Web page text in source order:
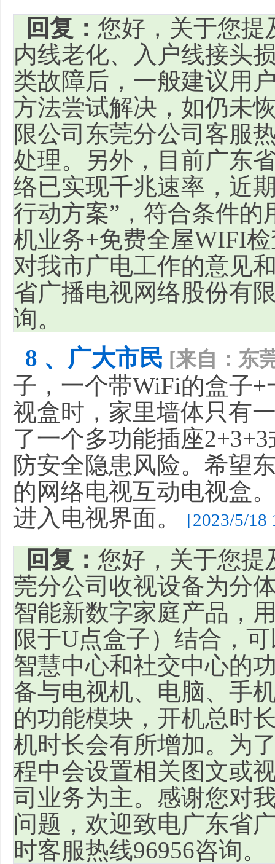
回复： 您好，关于您提
内线老化、入户线接头
类故障后，一般建议用
方法尝试解决，如仍未
限公司东莞分公司客服
处理。另外，目前广东
络已实现千兆速率，近
行动方案”，符合条件的
机业务+免费全屋WIFI
对我市广电工作的意见
省广播电视网络股份有
询。
8 、广大市民 [来自：东
子，一个带WiFi的盒子
视盒时，家里墙体只有
了一个多功能插座
防安全隐患风险。希望
的网络电视互动电视盒
进入电视界面。
[2023/5/18
回复： 您好，关于您提
莞分公司收视设备为分
智能新数字家庭产品，
限于U点盒子）结合，
智慧中心和社交中心的
备与电视机、电脑、手
的功能模块，开机总时
机时长会有所增加。为
程中会设置相关图文或
司业务为主。感谢您对
问题，欢迎致电广东省
时客服热线96956咨询。